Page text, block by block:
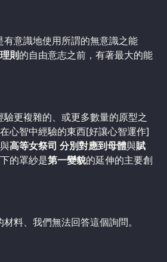
有意識地使用所謂的無意識之能
理則的自由意志之前，有著最大的能
更複雜的、或更多數量的原型之
心智中經驗的東西[好讓心智運作]
與高等女祭司 分別對應到母體與賦
的罩紗是第一變貌的延伸的主要創
料、我們無法回答這個詢問。